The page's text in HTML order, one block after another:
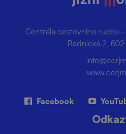
Centrála cestovního ruchu –
Radnická 2,
Facebook